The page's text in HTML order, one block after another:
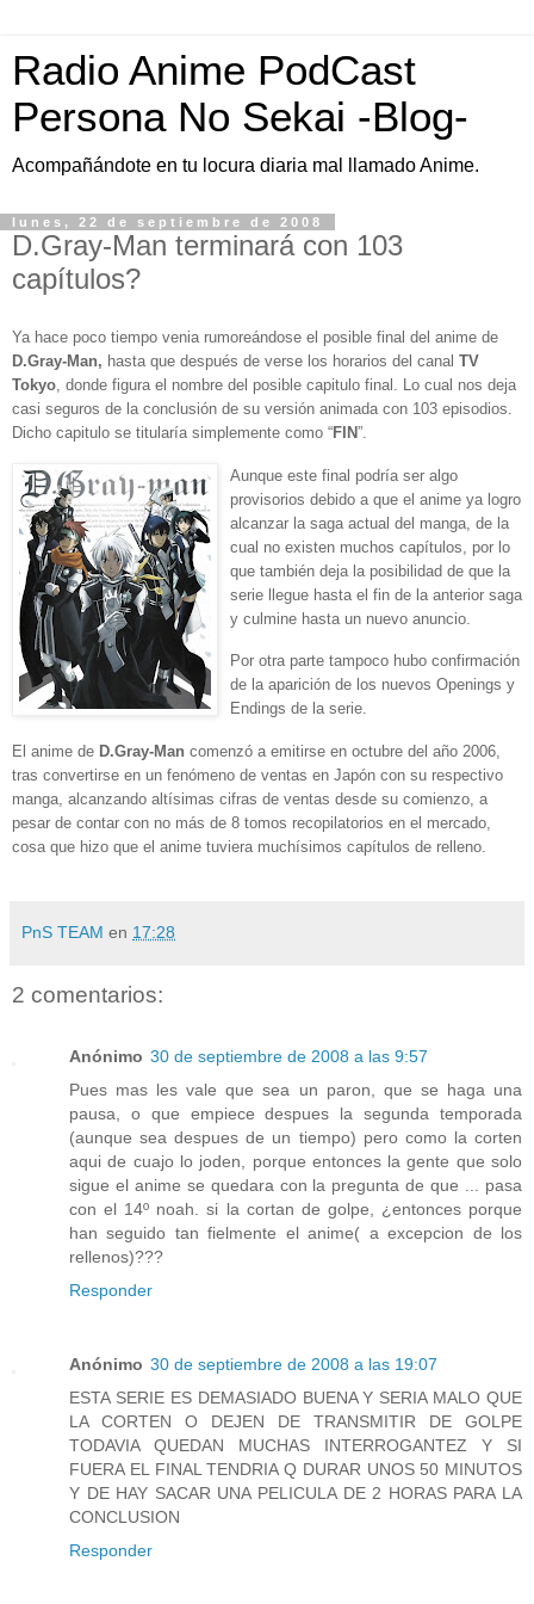
Radio Anime PodCast
Persona No Sekai -Blog-
Acompañándote en tu locura diaria mal llamado Anime.
lunes, 22 de septiembre de 2008
D.Gray-Man terminará con 103
capítulos?
Ya hace poco tiempo venia rumoreándose el posible final del anime de
D.Gray-Man, hasta que después de verse los horarios del canal TV
Tokyo , donde figura el nombre del posible capitulo final. Lo cual nos deja
casi seguros de la conclusión de su versión animada con 103 episodios.
Dicho capitulo se titularía simplemente como “FIN”.
Aunque este final podría ser algo
provisorios debido a que el anime ya logro
alcanzar la saga actual del manga, de la
cual no existen muchos capítulos, por lo
que también deja la posibilidad de que la
serie llegue hasta el fin de la anterior saga
y culmine hasta un nuevo anuncio.
Por otra parte tampoco hubo confirmación
de la aparición de los nuevos Openings y
Endings de la serie.
El anime de D.Gray-Man comenzó a emitirse en octubre del año 2006,
tras convertirse en un fenómeno de ventas en Japón con su respectivo
manga, alcanzando altísimas cifras de ventas desde su comienzo, a
pesar de contar con no más de 8 tomos recopilatorios en el mercado,
cosa que hizo que el anime tuviera muchísimos capítulos de relleno.
PnS TEAM en 17:28
2 comentarios:
Anónimo 30 de septiembre de 2008 a las 9:57
Pues mas les vale que sea un paron, que se haga una
pausa, o que empiece despues la segunda temporada
(aunque sea despues de un tiempo) pero como la corten
aqui de cuajo lo joden, porque entonces la gente que solo
sigue el anime se quedara con la pregunta de que ... pasa
con el 14º noah. si la cortan de golpe, ¿entonces porque
han seguido tan fielmente el anime( a excepcion de los
rellenos)???
Responder
Anónimo 30 de septiembre de 2008 a las 19:07
ESTA SERIE ES DEMASIADO BUENA Y SERIA MALO QUE
LA CORTEN O DEJEN DE TRANSMITIR DE GOLPE
TODAVIA QUEDAN MUCHAS INTERROGANTEZ Y SI
FUERA EL FINAL TENDRIA Q DURAR UNOS 50 MINUTOS
Y DE HAY SACAR UNA PELICULA DE 2 HORAS PARA LA
CONCLUSION
Responder